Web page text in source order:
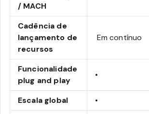
/ MACH
Cadência de
lançamento de
recursos
Em contínuo
Funcionalidade
plug and play
•
Escala global •